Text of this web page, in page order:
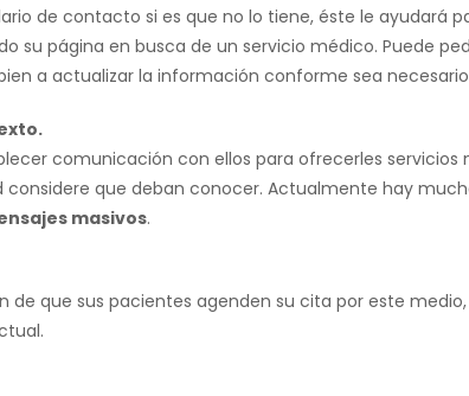
de contacto si es que no lo tiene, éste le ayudará
su página en busca de un servicio médico. Puede
a actualizar la información conforme sea
comunicación con ellos para ofrecerles servicios
que deban conocer. Actualmente hay
masivos.
de que sus pacientes agenden su cita por este